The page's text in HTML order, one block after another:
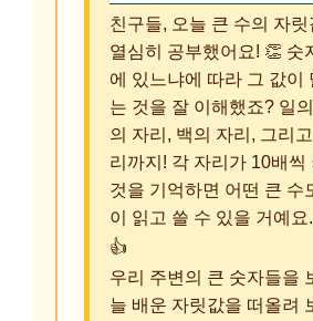
친구들, 오늘 큰 수의 자릿
열심히 공부했어요! 👏 숫
에 있느냐에 따라 그 값이
는 것을 잘 이해했죠? 일
의 자리, 백의 자리, 그리
리까지! 각 자리가 10배씩
것을 기억하면 어떤 큰 수
이 읽고 쓸 수 있을 거예요.
👍
우리 주변의 큰 숫자들을
늘 배운 자릿값을 떠올려